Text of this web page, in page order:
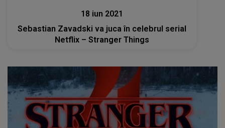
18 iun 2021
Sebastian Zavadski va juca în celebrul serial
Netflix – Stranger Things